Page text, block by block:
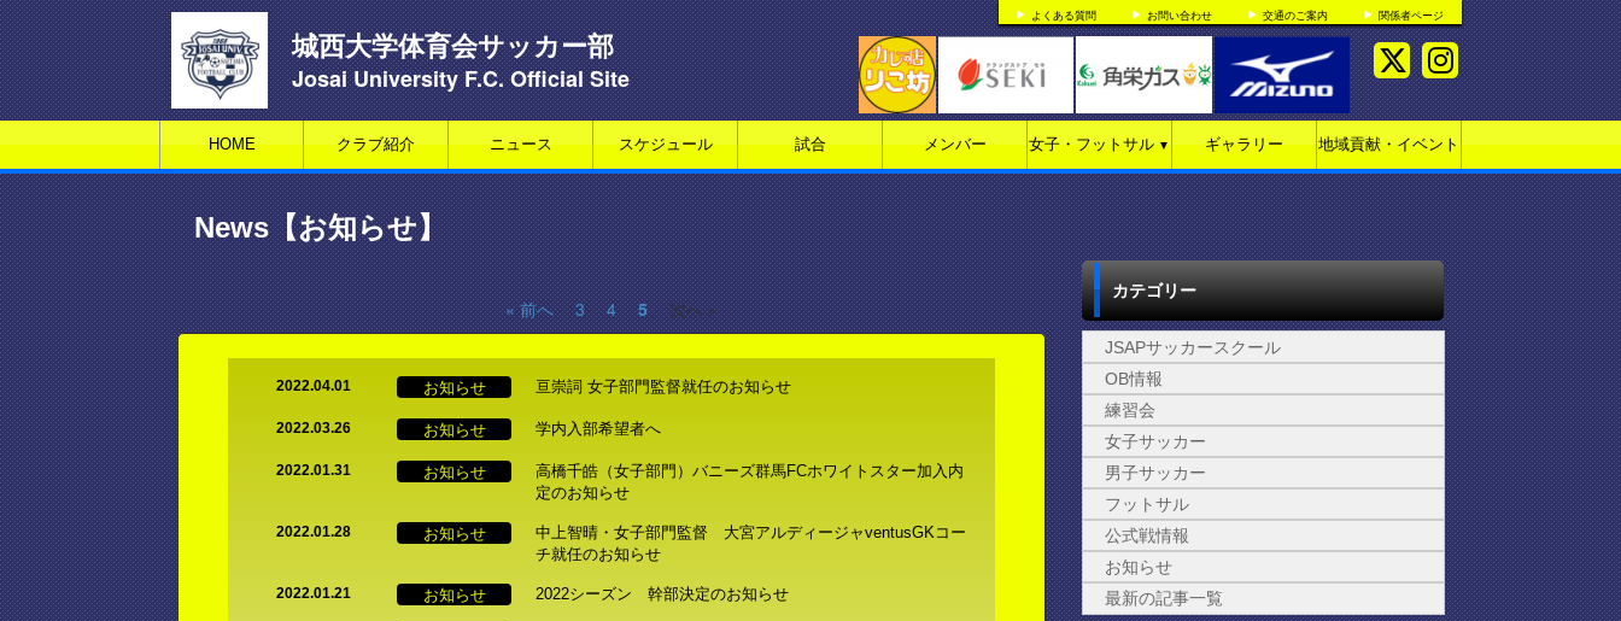
よくある質問 お問い合わせ 交通のご案内 関係者ページ
城西大学体育会サッカー部
Josai University F.C. Official Site
HOME クラブ紹介 ニュース スケジュール 試合 メンバー 女子・フットサル▼ ギャラリー 地域貢献・イベント
News【お知らせ】
« 前へ 3 4 5 次へ »
2022.04.01 お知らせ 亘崇詞 女子部門監督就任のお知らせ
2022.03.26 お知らせ 学内入部希望者へ
2022.01.31 お知らせ
高橋千皓（女子部門）バニーズ群馬FCホワイトスター加入内
定のお知らせ
2022.01.28 お知らせ
中上智晴・女子部門監督 大宮アルディージャventusGKコー
チ就任のお知らせ
2022.01.21 お知らせ 2022シーズン 幹部決定のお知らせ
カテゴリー
JSAPサッカースクール
OB情報
練習会
女子サッカー
男子サッカー
フットサル
公式戦情報
お知らせ
最新の記事一覧